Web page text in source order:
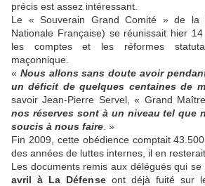
précis est assez intéressant.
Le « Souverain Grand Comité » de la
Nationale Française) se réunissait hier
les comptes et les réformes
maçonnique.
« Nous allons sans doute avoir
un déficit de quelques centaines de
savoir Jean-Pierre Servel, « Grand
nos réserves sont à un niveau tel que
soucis à nous faire . »
Fin 2009, cette obédience comptait
des années de luttes internes, il en
Les documents remis aux délégués qui se
avril à La Défense ont déjà fuité sur